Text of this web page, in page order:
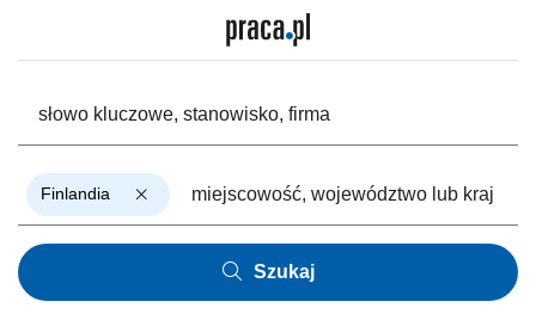
Finlandia
Szukaj